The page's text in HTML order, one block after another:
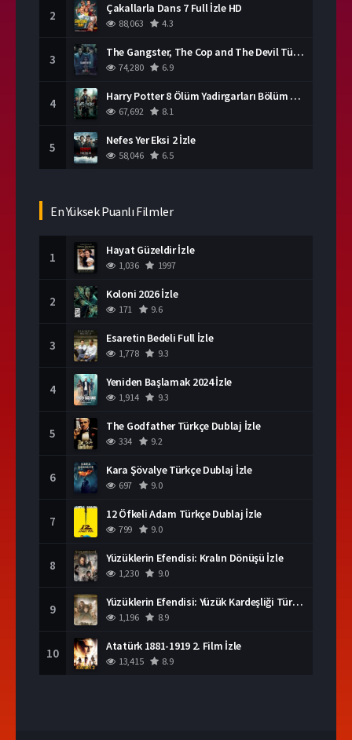
2 Çakallarla Dans 7 Full İzle HD
88,063 4.3
3 The Gangster, The Cop and The Devil Türkçe Dublaj İzle
74,280 6.9
4 Harry Potter 8 Ölüm Yadirgarları Bölüm 2 İzle
67,692 8.1
5 Nefes Yer Eksi 2 İzle
58,046 6.5
En Yüksek Puanlı Filmler
1 Hayat Güzeldir İzle
1,036 1997
2 Koloni 2026 İzle
171 9.6
3 Esaretin Bedeli Full İzle
1,778 9.3
4 Yeniden Başlamak 2024 İzle
1,914 9.3
5 The Godfather Türkçe Dublaj İzle
334 9.2
6 Kara Şövalye Türkçe Dublaj İzle
697 9.0
7 12 Öfkeli Adam Türkçe Dublaj İzle
799 9.0
8 Yüzüklerin Efendisi: Kralın Dönüşü İzle
1,230 9.0
9 Yüzüklerin Efendisi: Yüzük Kardeşliği Türkçe Dublaj İzle
1,196 8.9
10 Atatürk 1881-1919 2. Film İzle
13,415 8.9